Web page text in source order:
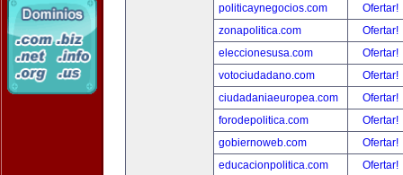
politicaynegocios.com
Ofertar!
zonapolitica.com
Ofertar!
eleccionesusa.com
Ofertar!
votociudadano.com
Ofertar!
ciudadaniaeuropea.com
Ofertar!
forodepolitica.com
Ofertar!
gobiernoweb.com
Ofertar!
educacionpolitica.com
Ofertar!